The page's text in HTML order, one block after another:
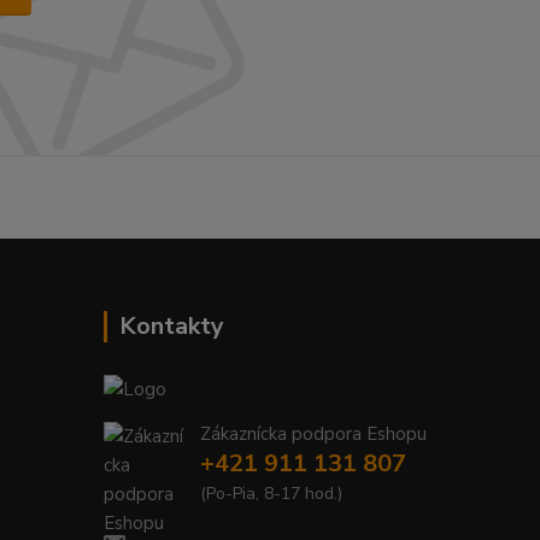
Kontakty
Zákaznícka podpora Eshopu
+421 911 131 807
(Po-Pia, 8-17 hod.)